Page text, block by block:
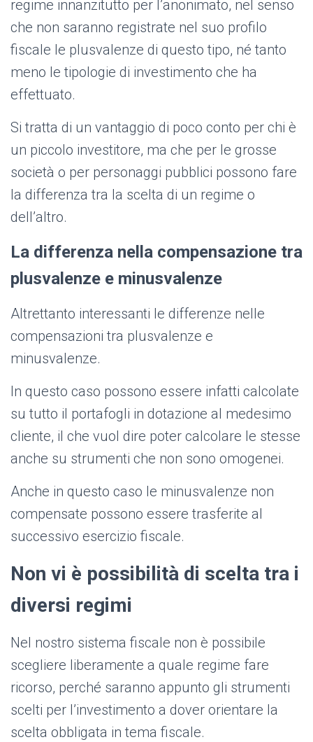
regime innanzitutto per l’anonimato, nel senso
che non saranno registrate nel suo profilo
fiscale le plusvalenze di questo tipo, né tanto
meno le tipologie di investimento che ha
effettuato.
Si tratta di un vantaggio di poco conto per chi è
un piccolo investitore, ma che per le grosse
società o per personaggi pubblici possono fare
la differenza tra la scelta di un regime o
dell’altro.
La differenza nella compensazione tra
plusvalenze e minusvalenze
Altrettanto interessanti le differenze nelle
compensazioni tra plusvalenze e
minusvalenze.
In questo caso possono essere infatti calcolate
su tutto il portafogli in dotazione al medesimo
cliente, il che vuol dire poter calcolare le stesse
anche su strumenti che non sono omogenei.
Anche in questo caso le minusvalenze non
compensate possono essere trasferite al
successivo esercizio fiscale.
Non vi è possibilità di scelta tra i
diversi regimi
Nel nostro sistema fiscale non è possibile
scegliere liberamente a quale regime fare
ricorso, perché saranno appunto gli strumenti
scelti per l’investimento a dover orientare la
scelta obbligata in tema fiscale.